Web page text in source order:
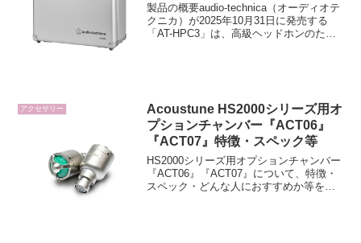
製品の概要audio-technica（オーディオテ
クニカ）が2025年10月31日に発売する
「AT-HPC3」は、高級ヘッドホンのため
アクセサリー
Acoustune HS2000シリーズ用オ
プションチャンバー『ACT06』
『ACT07』特徴・スペック等
HS2000シリーズ用オプションチャンバー
『ACT06』『ACT07』について、特徴・
スペック・どんな人におすすめか等を紹